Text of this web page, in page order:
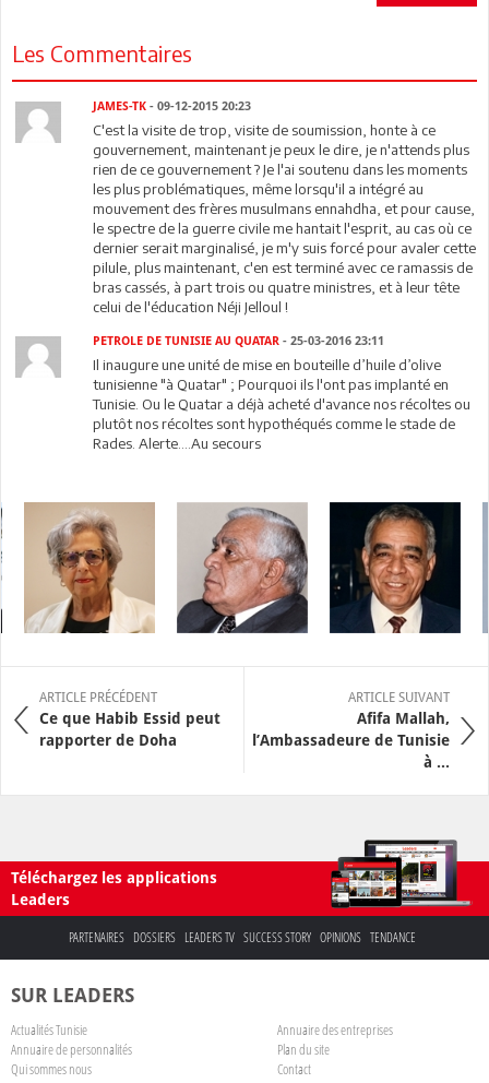
Les Commentaires
JAMES-TK - 09-12-2015 20:23
C'est la visite de trop, visite de soumission, honte à ce
gouvernement, maintenant je peux le dire, je n'attends plus
rien de ce gouvernement ? Je l'ai soutenu dans les moments
les plus problématiques, même lorsqu'il a intégré au
mouvement des frères musulmans ennahdha, et pour cause,
le spectre de la guerre civile me hantait l'esprit, au cas où ce
dernier serait marginalisé, je m'y suis forcé pour avaler cette
pilule, plus maintenant, c'en est terminé avec ce ramassis de
bras cassés, à part trois ou quatre ministres, et à leur tête
celui de l'éducation Néji Jelloul !
PETROLE DE TUNISIE AU QUATAR - 25-03-2016 23:11
Il inaugure une unité de mise en bouteille d’huile d’olive
tunisienne "à Quatar" ; Pourquoi ils l'ont pas implanté en
Tunisie. Ou le Quatar a déjà acheté d'avance nos récoltes ou
plutôt nos récoltes sont hypothéqués comme le stade de
Rades. Alerte....Au secours
ARTICLE PRÉCÉDENT
Ce que Habib Essid peut
rapporter de Doha
ARTICLE SUIVANT
Afifa Mallah,
l’Ambassadeure de Tunisie
à ...
Téléchargez les applications
Leaders
PARTENAIRES DOSSIERS LEADERS TV SUCCESS STORY OPINIONS TENDANCE
SUR LEADERS
Actualités Tunisie
Annuaire des entreprises
Annuaire de personnalités
Plan du site
Qui sommes nous
Contact